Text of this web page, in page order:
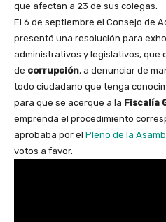
que afectan a 23 de sus colegas.
El 6 de septiembre el Consejo de
presentó una resolución para
administrativos y legislativos, que
de corrupción, a denunciar de
todo ciudadano que tenga
para que se acerque a la Fiscalía
emprenda el procedimiento
aprobaba por el Pleno de la
votos a favor.